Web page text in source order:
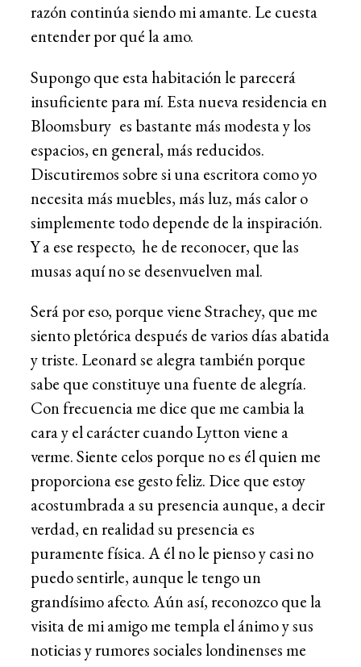
razón continúa siendo mi amante. Le cuesta
entender por qué la amo.
Supongo que esta habitación le parecerá
insuficiente para mí. Esta nueva residencia en
Bloomsbury es bastante más modesta y los
espacios, en general, más reducidos.
Discutiremos sobre si una escritora como yo
necesita más muebles, más luz, más calor o
simplemente todo depende de la inspiración.
Y a ese respecto, he de reconocer, que las
musas aquí no se desenvuelven mal.
Será por eso, porque viene Strachey, que me
siento pletórica después de varios días abatida
y triste. Leonard se alegra también porque
sabe que constituye una fuente de alegría.
Con frecuencia me dice que me cambia la
cara y el carácter cuando Lytton viene a
verme. Siente celos porque no es él quien me
proporciona ese gesto feliz. Dice que estoy
acostumbrada a su presencia aunque, a decir
verdad, en realidad su presencia es
puramente física. A él no le pienso y casi no
puedo sentirle, aunque le tengo un
grandísimo afecto. Aún así, reconozco que la
visita de mi amigo me templa el ánimo y sus
noticias y rumores sociales londinenses me